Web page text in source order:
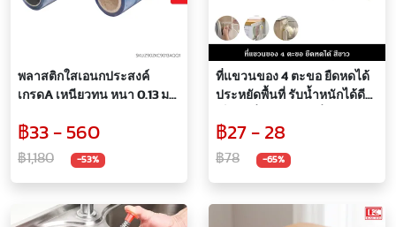
พลาสติกใสเอนกประสงค์
เกรดA เหนียวทน หนา 0.13 มม.
(ขายเป็นหลา)
฿33 - 560
฿1,180 -53%
ที่แขวนของ 4 ตะขอ ยืดหดได้
ประหยัดพื้นที่ รับน้ำหนักได้ดี
เมื่อต้องการ
฿27 - 28
฿78 -65%